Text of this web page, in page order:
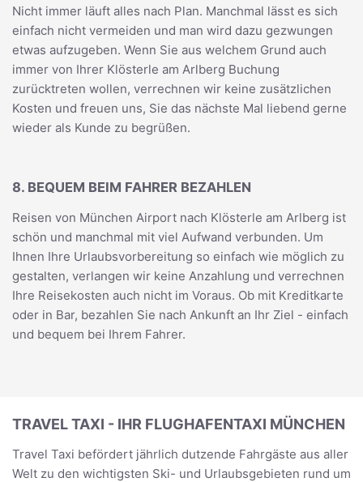
Nicht immer läuft alles nach Plan. Manchmal lässt es sich
einfach nicht vermeiden und man wird dazu gezwungen
etwas aufzugeben. Wenn Sie aus welchem Grund auch
immer von Ihrer Klösterle am Arlberg Buchung
zurücktreten wollen, verrechnen wir keine zusätzlichen
Kosten und freuen uns, Sie das nächste Mal liebend gerne
wieder als Kunde zu begrüßen.
8. BEQUEM BEIM FAHRER BEZAHLEN
Reisen von München Airport nach Klösterle am Arlberg ist
schön und manchmal mit viel Aufwand verbunden. Um
Ihnen Ihre Urlaubsvorbereitung so einfach wie möglich zu
gestalten, verlangen wir keine Anzahlung und verrechnen
Ihre Reisekosten auch nicht im Voraus. Ob mit Kreditkarte
oder in Bar, bezahlen Sie nach Ankunft an Ihr Ziel - einfach
und bequem bei Ihrem Fahrer.
TRAVEL TAXI - IHR FLUGHAFENTAXI MÜNCHEN
Travel Taxi befördert jährlich dutzende Fahrgäste aus aller
Welt zu den wichtigsten Ski- und Urlaubsgebieten rund um